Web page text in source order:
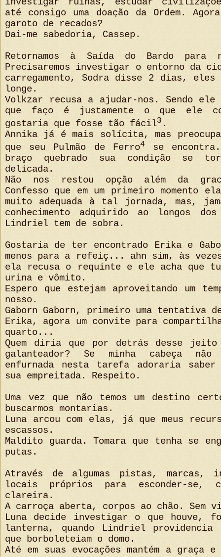
até consigo uma doação da Ordem.
garoto de recados?
Dai-me sabedoria, Cassep.
Retornamos à Saída do Bardo para
Precisaremos investigar o entorno da
carregamento, Sodra disse 2 dias, eles
longe.
Volkzar recusa a ajudar-nos. Sendo
que faço é justamente o que ele
gostaria que fosse tão fácil3 .
Annika já é mais solícita, mas
que seu Pulmão de Ferro4
se
braço quebrado sua condição se
delicada.
Não nos restou opção além da
Confesso que em um primeiro momento
muito adequada à tal jornada, mas,
conhecimento adquirido ao longos
Lindriel tem de sobra.
Gostaria de ter encontrado Erika e
menos para a refeiç... ahn sim, às vezes
ela recusa o requinte e ele acha que
urina e vômito.
Espero que estejam aproveitando um
nosso.
Gaborn Gaborn, primeiro uma tentativa
Erika, agora um convite para
quarto...
Quem diria que por detrás desse jeito
galanteador? Se minha cabeça
enfurnada nesta tarefa adoraria
sua empreitada. Respeito.
Uma vez que não temos um destino
buscarmos montarias.
Luna arcou com elas, já que meus
escassos.
Maldito guarda. Tomara que tenha se
putas.
Através de algumas pistas, marcas,
locais próprios para esconder-se,
clareira.
A carroça aberta, corpos ao chão. Sem
Luna decide investigar o que houve,
lanterna, quando Lindriel providencia
que borboleteiam o domo.
Até em suas evocações mantém a graça